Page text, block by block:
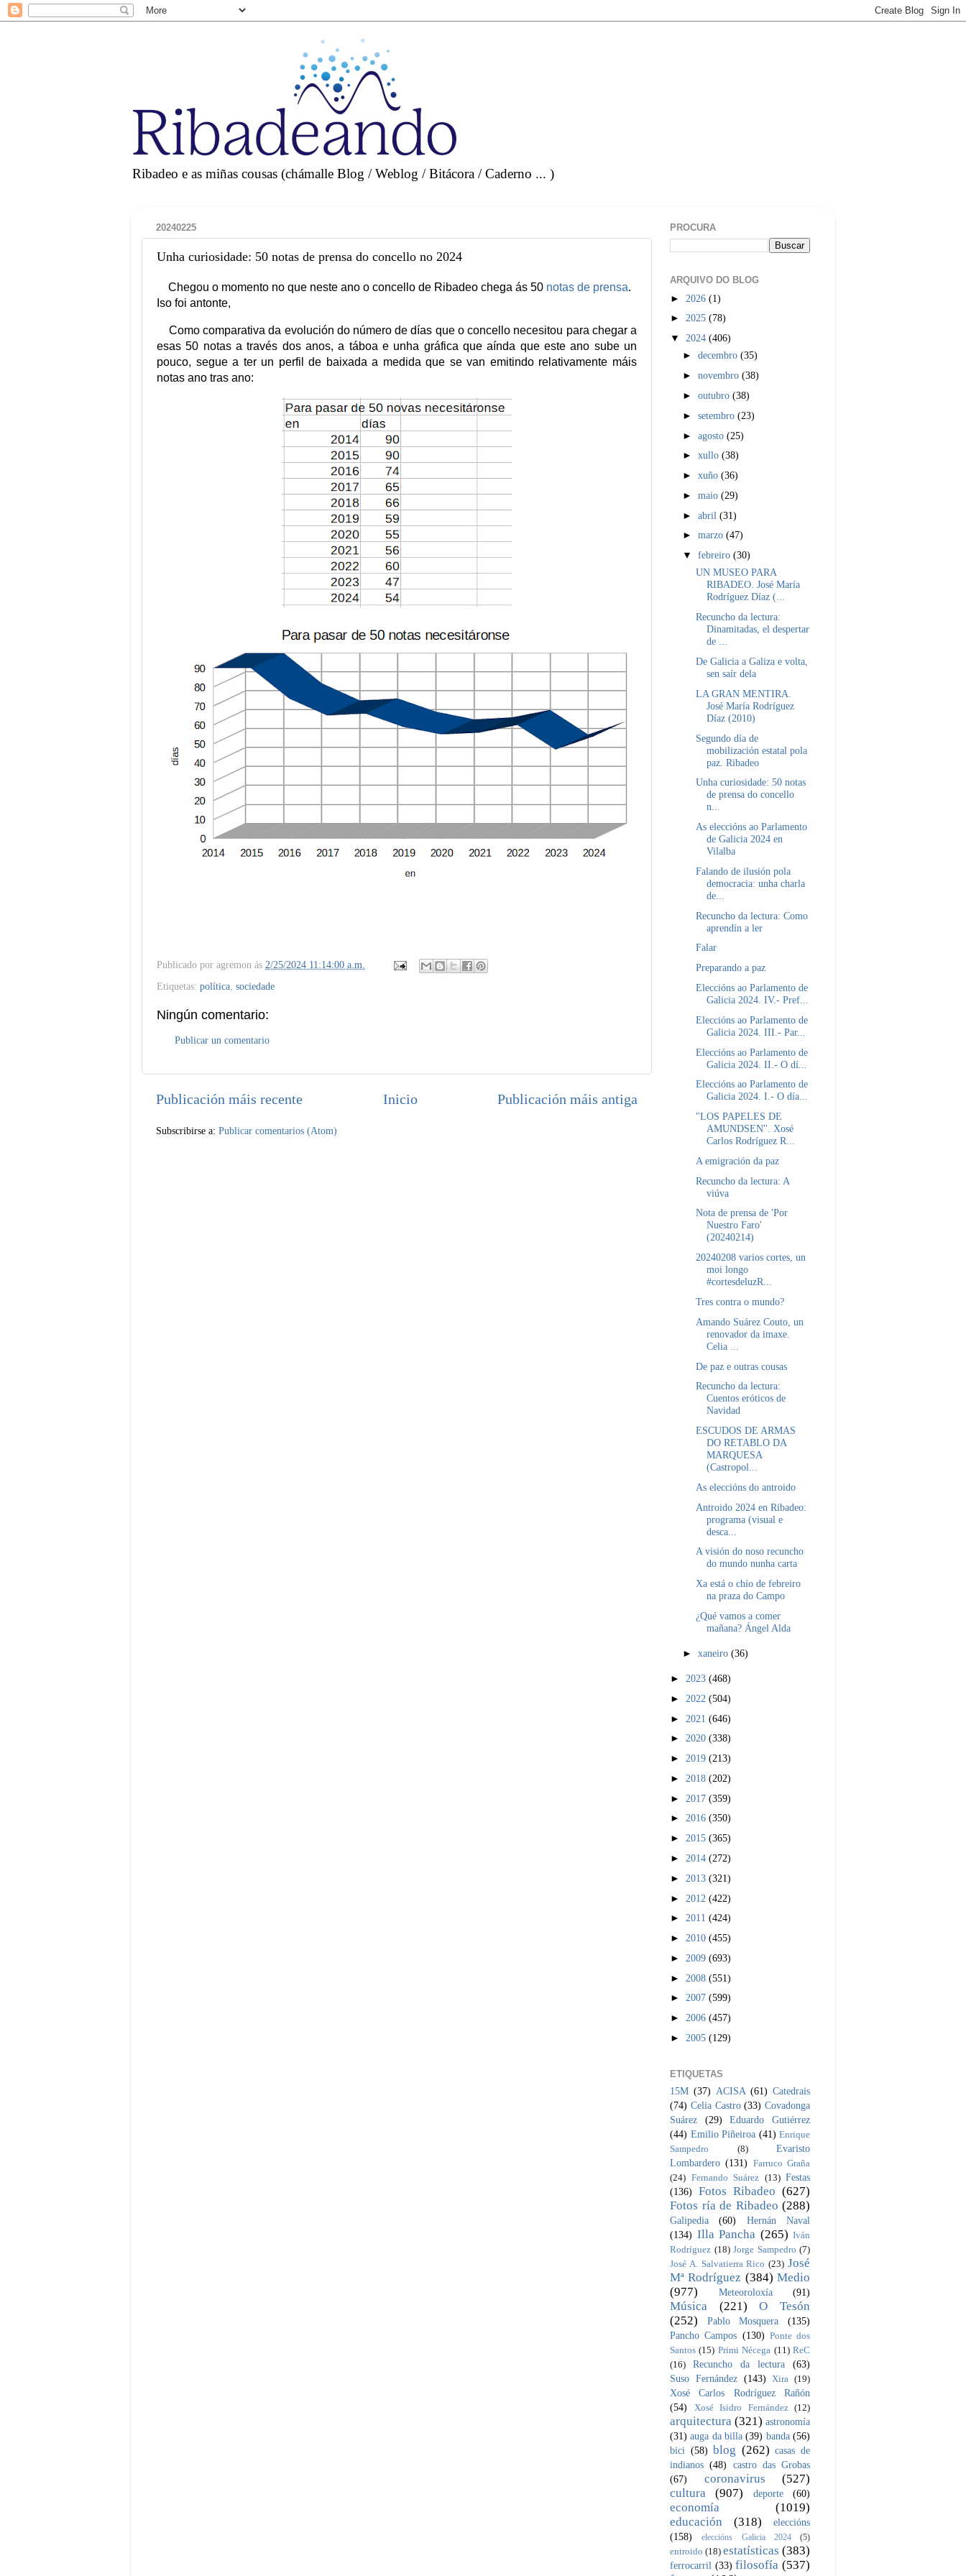
Ribadeo e as miñas cousas (chámalle Blog / Weblog / Bitácora / Caderno ... )
20240225
Unha curiosidade: 50 notas de prensa do concello no 2024
Chegou o momento no que neste ano o concello de Ribadeo chega ás 50 notas de prensa.
Iso foi antonte,
Como comparativa da evolución do número de días que o concello necesitou para chegar a
esas 50 notas a través dos anos, a táboa e unha gráfica que aínda que este ano sube un
pouco, segue a ter un perfil de baixada a medida que se van emitindo relativamente máis
notas ano tras ano:
Publicado por agremon ás 2/25/2024 11:14:00 a.m.
Etiquetas: política sociedade
Ningún comentario:
Publicar un comentario
Publicación máis recente Publicación máis antiga
Inicio
Subscribirse a: Publicar comentarios (Atom)
PROCURA
ARQUIVO DO BLOG
► 2026 (1)
► 2025 (78)
▼ 2024 (406)
►decembro(35)
►novembro(38)
►outubro(38)
►setembro(23)
►agosto(25)
►xullo(38)
►xuño(36)
►maio(29)
►abril(31)
►marzo(47)
▼febreiro(30)
UN MUSEO PARA
RIBADEO. José María
Rodríguez Díaz (...
Recuncho da lectura:
Dinamitadas, el despertar
de ...
De Galicia a Galiza e volta,
sen saír dela
LA GRAN MENTIRA.
José María Rodríguez
Díaz (2010)
Segundo día de
mobilización estatal pola
paz. Ribadeo
Unha curiosidade: 50 notas
de prensa do concello
n...
As eleccións ao Parlamento
de Galicia 2024 en
Vilalba
Falando de ilusión pola
democracia: unha charla
de...
Recuncho da lectura: Como
aprendín a ler
Falar
Preparando a paz
Eleccións ao Parlamento de
Galicia 2024. IV.- Pref...
Eleccións ao Parlamento de
Galicia 2024. III.- Par...
Eleccións ao Parlamento de
Galicia 2024. II.- O dí...
Eleccións ao Parlamento de
Galicia 2024. I.- O día...
"LOS PAPELES DE
AMUNDSEN". Xosé
Carlos Rodríguez R...
A emigración da paz
Recuncho da lectura: A
viúva
Nota de prensa de 'Por
Nuestro Faro'
(20240214)
20240208 varios cortes, un
moi longo
#cortesdeluzR...
Tres contra o mundo?
Amando Suárez Couto, un
renovador da imaxe.
Celia ...
De paz e outras cousas
Recuncho da lectura:
Cuentos eróticos de
Navidad
ESCUDOS DE ARMAS
DO RETABLO DA
MARQUESA
(Castropol...
As eleccións do antroido
Antroido 2024 en Ribadeo:
programa (visual e
desca...
A visión do noso recuncho
do mundo nunha carta
Xa está o chío de febreiro
na praza do Campo
¿Qué vamos a comer
mañana? Ángel Alda
►xaneiro(36)
► 2023 (468)
► 2022 (504)
► 2021 (646)
► 2020 (338)
► 2019 (213)
► 2018 (202)
► 2017 (359)
► 2016 (350)
► 2015 (365)
► 2014 (272)
► 2013 (321)
► 2012 (422)
► 2011 (424)
► 2010 (455)
► 2009 (693)
► 2008 (551)
► 2007 (599)
► 2006 (457)
► 2005 (129)
ETIQUETAS
15M (37) ACISA (61) Catedrais
(74) Celia Castro (33) Covadonga
Suárez
(29)
Eduardo Gutiérrez
(44) Emilio Piñeiroa (41) Enrique
Sampedro
(8)
Evaristo
Lombardero (131) Farruco Graña
(24) Fernando Suárez (13) Festas
(136)
Fotos Ribadeo (627)
Fotos ría de Ribadeo (288)
Galipedia (60)
Hernán Naval
(134) Illa Pancha (265) Iván
Rodríguez (18) Jorge Sampedro (7)
José A. Salvatierra Rico (23) José
Mª Rodríguez (384) Medio
(977)
Meteoroloxía (91)
Música (221)
O Tesón
(252)
Pablo Mosquera
(135)
Pancho Campos (130) Ponte dos
Santos (15) Primi Nécega (11) ReC
(16)
Recuncho da lectura
(63)
Suso Fernández (143) Xira (19)
Xosé Carlos Rodríguez Rañón
(54)
Xosé Isidro Fernández (12)
arquitectura (321) astronomía
(31) auga da billa (39) banda (56)
bici (58) blog (262) casas de
indianos (48)
castro das Grobas
(67)
coronavirus
(527)
cultura
(907) deporte (60)
economía
(1019)
educación
(318)
eleccións
(158)
eleccións Galicia 2024 (5)
entroido (18) estatísticas (383)
ferrocarril (33) filosofía (537)